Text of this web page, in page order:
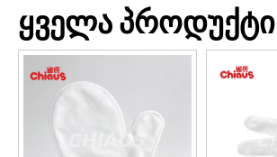
ყველა პროდუქტი